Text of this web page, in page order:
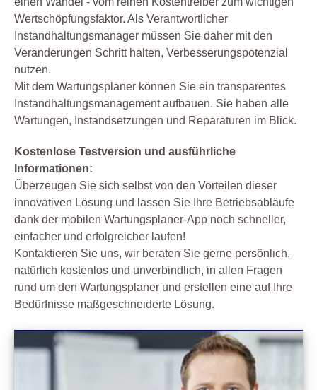
Wertschöpfungsfaktor. Als Verantwortlicher
Instandhaltungsmanager müssen Sie daher mit den
Veränderungen Schritt halten, Verbesserungspotenzial
nutzen.
Mit dem Wartungsplaner können Sie ein transparentes
Instandhaltungsmanagement aufbauen. Sie haben alle
Wartungen, Instandsetzungen und Reparaturen im Blick.
Kostenlose Testversion und ausführliche
Informationen:
Überzeugen Sie sich selbst von den Vorteilen dieser
innovativen Lösung und lassen Sie Ihre Betriebsabläufe
dank der mobilen Wartungsplaner-App noch schneller,
einfacher und erfolgreicher laufen!
Kontaktieren Sie uns, wir beraten Sie gerne persönlich,
natürlich kostenlos und unverbindlich, in allen Fragen
rund um den Wartungsplaner und erstellen eine auf Ihre
Bedürfnisse maßgeschneiderte Lösung.